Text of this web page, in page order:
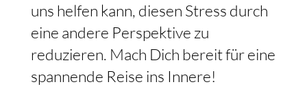
uns helfen kann, diesen Stress durch
eine andere Perspektive zu
reduzieren. Mach Dich bereit für eine
spannende Reise ins Innere!